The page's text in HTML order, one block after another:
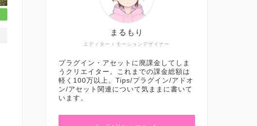
エディター / モーションデザイナー
まるもり
プラグイン・アセットに廃課金してしま
うクリエイター。これまでの課金総額は
軽く100万以上。Tips/プラグイン/アドオ
ン/アセット関連について気ままに書いて
います。